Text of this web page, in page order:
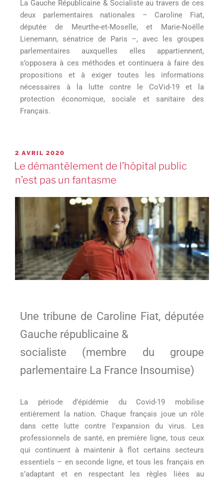
La Gauche Républicaine & Socialiste au travers de ces
deux parlementaires nationales – Caroline Fiat,
députée de Meurthe-et-Moselle, et Marie-Noëlle
Lienemann, sénatrice de Paris –, avec les groupes
parlementaires auxquelles elles appartiennent,
s’opposera à ces méthodes et continuera à faire des
propositions et à exiger toutes les informations
nécessaires à la lutte contre le CoVid-19 et la
protection économique, sociale et sanitaire des
Français.
2 AVRIL 2020
Le démantèlement de l’hôpital public
n’est pas un fantasme
Une tribune de Caroline Fiat, députée
Gauche républicaine &
socialiste (membre du groupe
parlementaire La France Insoumise)
La période d’épidémie du Covid-19 mobilise
entièrement la nation. Chaque français joue un rôle
dans cette lutte contre l’expansion du virus. Les
professionnels de santé, en première ligne, tous ceux
qui continuent à maintenir à flot certains secteurs
essentiels – en seconde ligne, et tous les français en
s’adaptant et en respectant les règles liées au